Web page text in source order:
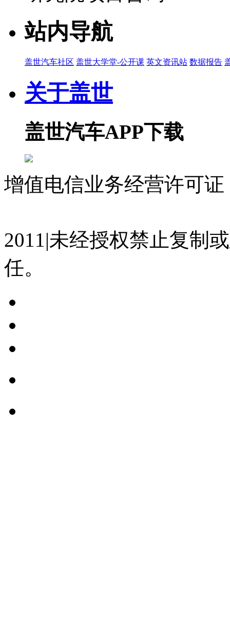
站内导航
盖世汽车社区 盖世大学堂-公开课 英文资讯站 数据报告
关于盖世
盖世汽车APP下载
增值电信业务经营许可
2011|未经授权禁止复制
任。